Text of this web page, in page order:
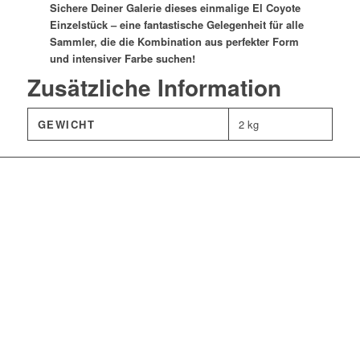
Sichere Deiner Galerie dieses einmalige El Coyote
Einzelstück – eine fantastische Gelegenheit für alle
Sammler, die die Kombination aus perfekter Form
und intensiver Farbe suchen!
Zusätzliche Information
GEWICHT 2 kg